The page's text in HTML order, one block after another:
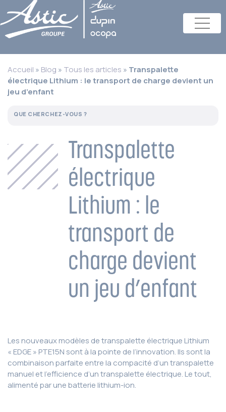
Accueil » Blog » Tous les articles » Transpalette
électrique Lithium : le transport de charge devient un
jeu d’enfant
Transpalette
électrique
Lithium : le
transport de
charge devient
un jeu d’enfant
Les nouveaux modèles de transpalette électrique Lithium
« EDGE » PTE15N sont à la pointe de l’innovation. Ils sont la
combinaison parfaite entre la compacité d’un transpalette
manuel et l’efficience d’un transpalette électrique. Le tout,
alimenté par une batterie lithium-ion.